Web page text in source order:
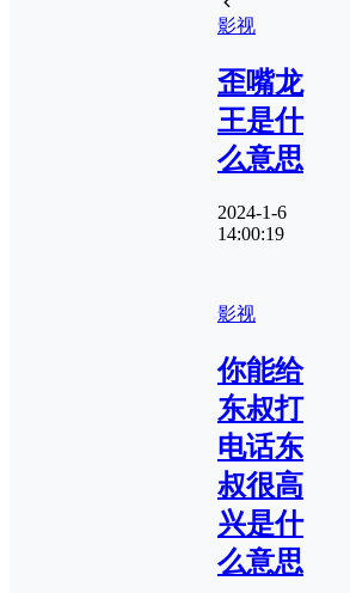
影视
歪嘴龙
王是什
么意思
2024-1-6
14:00:19
影视
你能给
东叔打
电话东
叔很高
兴是什
么意思